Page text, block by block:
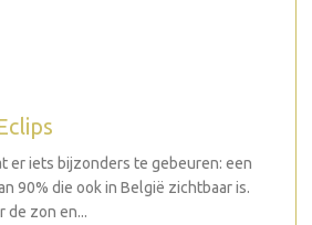
er iets bijzonders te gebeuren: een
90% die ook in België zichtbaar is.
de zon en...